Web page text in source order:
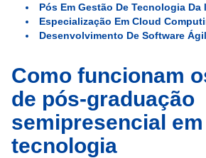
Pós Em Gestão De Tecnologia Da
Especialização Em Cloud
Desenvolvimento De Software Ágil
Como funcionam
de pós-graduação
semipresencial em
tecnologia